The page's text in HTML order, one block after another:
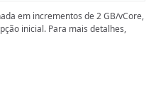
em incrementos de 2 GB/vCore,
inicial. Para mais detalhes,